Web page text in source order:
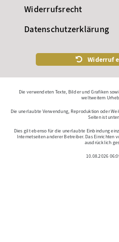
Widerrufsrecht
Datenschutzerklärung
Widerruf
Die verwendeten Texte, Bilder und Grafiken
weltweitem
Die unerlaubte Verwendung, Reproduktion oder
Seiten ist
Dies gilt ebenso für die unerlaubte Einbindung
Internetseiten anderer Betreiber. Das Einrichten
ausdrücklich
10.08.2026